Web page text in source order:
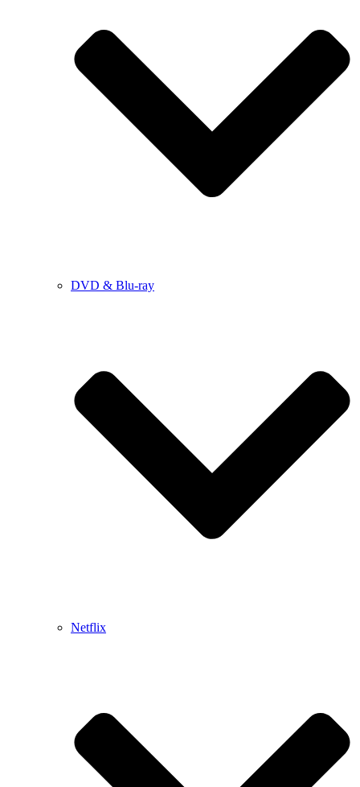
DVD & Blu-ray
Netflix